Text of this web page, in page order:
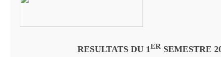
RESULTATS DU 1ER SEMESTRE